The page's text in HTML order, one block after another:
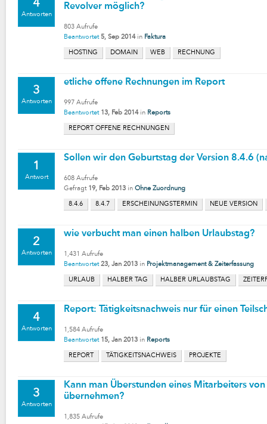
4
Antworten
Revolver möglich?
803 Aufrufe
Beantwortet 5, Sep 2014 in Faktura
HOSTING DOMAIN WEB RECHNUNG
3
Antworten
etliche offene Rechnungen im Report
997 Aufrufe
Beantwortet 13, Feb 2014 in Reports
REPORT OFFENE RECHNUNGEN
1
Antwort
Sollen wir den Geburtstag der Version 8.4.6
608 Aufrufe
Gefragt 19, Feb 2013 in Ohne Zuordnung
8.4.6 8.4.7 ERSCHEINUNGSTERMIN NEUE VERSION
2
Antworten
wie verbucht man einen halben Urlaubstag?
1,431 Aufrufe
Beantwortet 23, Jan 2013 in Projektmanagement & Zeiterfassung
URLAUB HALBER TAG HALBER URLAUBSTAG
4
Antworten
Report: Tätigkeitsnachweis nur für einen
1,584 Aufrufe
Beantwortet 15, Jan 2013 in Reports
REPORT TÄTIGKEITSNACHWEIS PROJEKTE
3
Antworten
Kann man Überstunden eines Mitarbeiters
übernehmen?
1,835 Aufrufe